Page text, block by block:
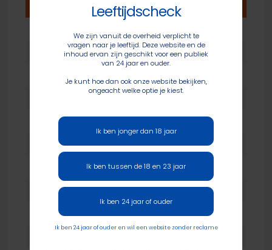
Events
Kees Aerts 1
JP Karman
Peter Steensel 1
Hans de Hond 1
Ronald den Hollander
Peggy Volp
Leeftijdscheck
We zijn vanuit de overheid verplicht te
vragen naar je leeftijd. Deze website en de
inhoud ervan zijn geschikt voor een publiek
van 24 jaar en ouder.
Je kunt hoe dan ook onze website bekijken,
ongeacht welke optie je kiest.
Ik ben jonger dan 18 jaar
Ik ben tussen de 18 en 23 jaar
Ik ben 24 jaar of ouder
Ik ben 24 jaar of ouder en wil een website zonder reclame